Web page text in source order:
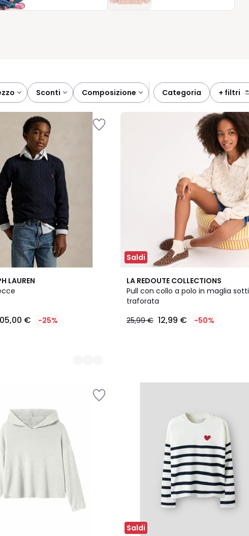
frequenti e sconto visibile su molti articoli rendono la scelta
sconti composizione categoria + filtri
LAUREN
€ -25%
Saldi
LA REDOUTE COLLECTIONS
Pull con collo a polo in maglia
traforata
25,99 € 12,99 € -50%
Saldi